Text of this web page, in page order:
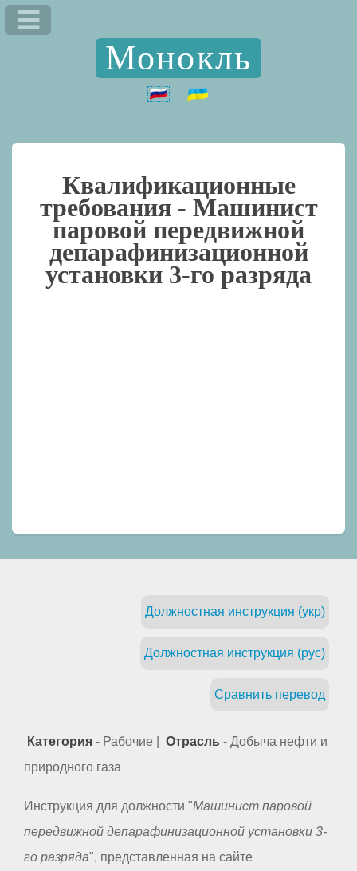
Монокль
Квалификационные
требования - Машинист
паровой передвижной
депарафинизационной
установки 3-го разряда
Должностная инструкция (укр)
Должностная инструкция (рус)
Сравнить перевод
Категория - Рабочие | Отрасль - Добыча нефти и
природного газа
Инструкция для должности "Машинист паровой
передвижной депарафинизационной установки 3-
го разряда", представленная на сайте